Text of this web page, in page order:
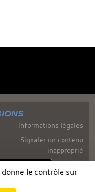
Informations légales
Signaler un contenu
inapproprié
le contrôle sur